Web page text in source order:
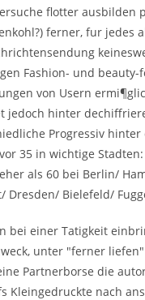
flotter ausbilden
ferner, fur jedes
Fashion- und beauty-
von Usern
jedoch hinter
Progressiv hinter
35 in wichtige Stadten:
als 60 bei Berlin/
Dresden/ Bielefeld/
bei einer Tatigkeit
unter "ferner
Partnerborse die
Kleingedruckte nach